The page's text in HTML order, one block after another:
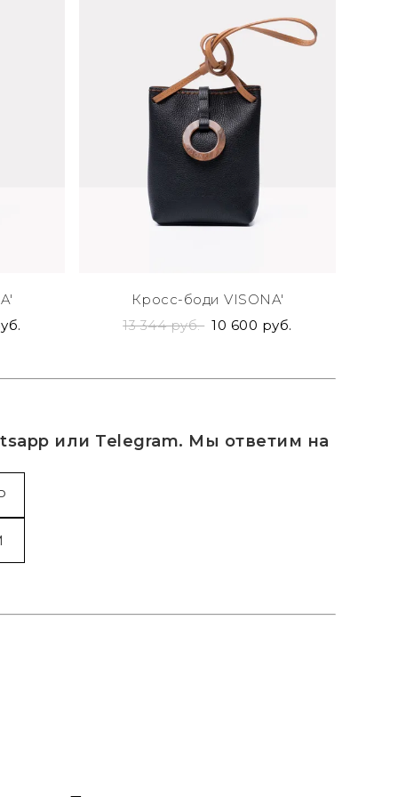
Кросс-боди VISONA'
13 344 руб. 10 600 руб.
или Telegram. Мы ответим на